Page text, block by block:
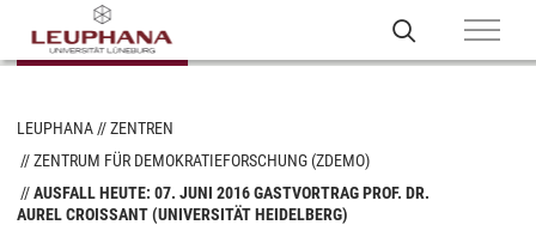
LEUPHANA
ZENTREN
ZENTRUM FÜR DEMOKRATIEFORSCHUNG (ZDEMO)
AUSFALL HEUTE: 07. JUNI 2016 GASTVORTRAG PROF. DR.
AUREL CROISSANT (UNIVERSITÄT HEIDELBERG)